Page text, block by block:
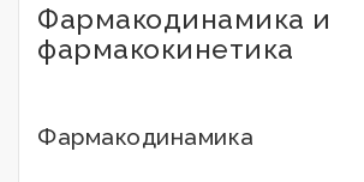
Фармакодинамика и
фармакокинетика
Фармакодинамика